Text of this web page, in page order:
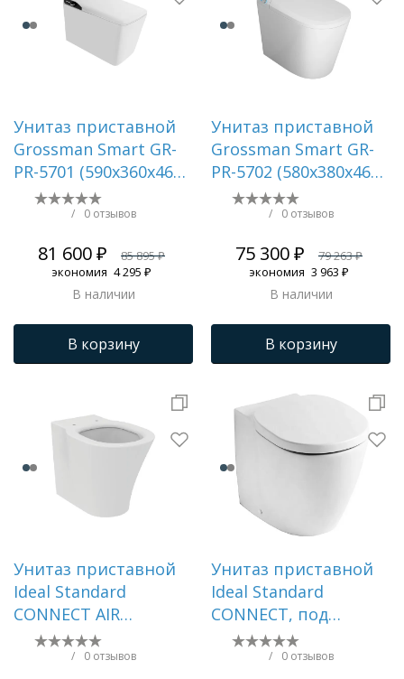
Унитаз приставной
Grossman Smart GR-
PR-5701 (590х360х460)
белый,1 место
/ 0 отзывов
81 600 ₽
85 895 ₽
экономия 4 295 ₽
В наличии
В корзину
Унитаз приставной
Grossman Smart GR-
PR-5702 (580х380х460)
белый,1 место
/ 0 отзывов
75 300 ₽
79 263 ₽
экономия 3 963 ₽
В наличии
В корзину
Унитаз приставной
Ideal Standard
CONNECT AIR
AquaBlade®
горизонтальный
/ 0 отзывов
Унитаз приставной
Ideal Standard
CONNECT, под
скрытый бачок,
белый () E803401
/ 0 отзывов